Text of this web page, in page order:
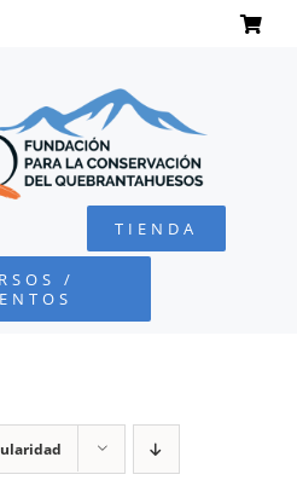
TIENDA
/